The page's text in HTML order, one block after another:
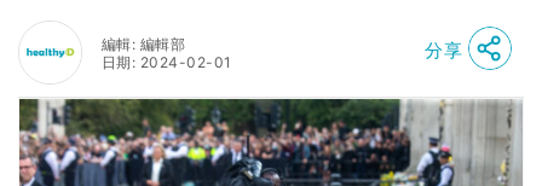
編輯: 編輯部
日期: 2024-02-01
分享